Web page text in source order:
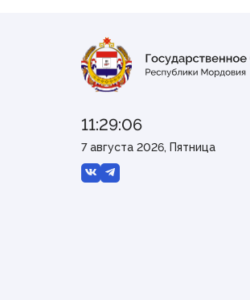
11:29:06
7 августа 2026, Пятница